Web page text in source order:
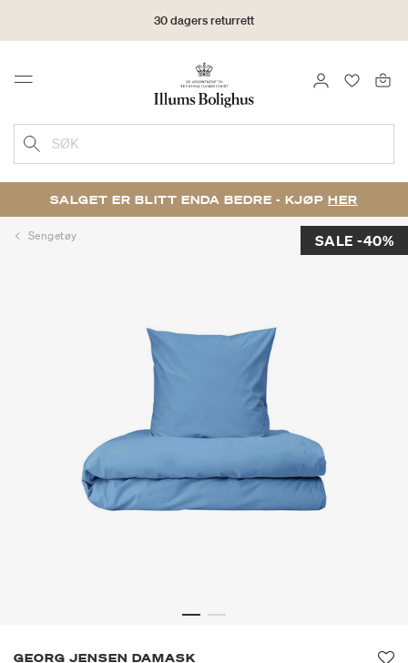
30 dagers returrett
Menu LOGG INN
SØK
SALGET ER BLITT ENDA BEDRE - KJØP HER
Sengetøy SALE -40%
GEORG JENSEN DAMASK